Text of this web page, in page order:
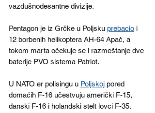
vazdušnodesantne divizije.
Pentagon je iz Grčke u Poljsku prebacio i
12 borbenih helikoptera AH-64 Apač, a
tokom marta očekuje se i razmeštanje dve
baterije PVO sistema Patriot.
U NATO er polisingu u Poljskoj pored
domaćih F-16 učestvuju američki F-15,
danski F-16 i holandski stelt lovci F-35.